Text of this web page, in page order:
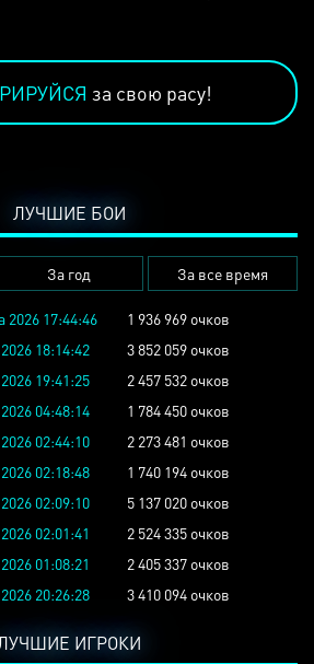
за свою расу!
ЛУЧШИЕ БОИ
За год За все время
2026 17:44:46
1 936 969 очков
18:14:42
3 852 059 очков
19:41:25
2 457 532 очков
04:48:14
1 784 450 очков
02:44:10
2 273 481 очков
02:18:48
1 740 194 очков
02:09:10
5 137 020 очков
02:01:41
2 524 335 очков
01:08:21
2 405 337 очков
20:26:28 3 410 094 очков
ИГРОКИ